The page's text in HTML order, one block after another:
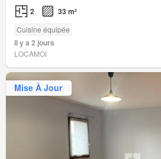
2 33 m²
Cuisine équipée
Il y a 2 jours
LOCAMOI
Mise À Jour